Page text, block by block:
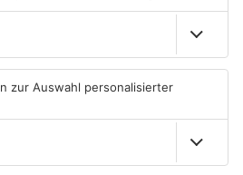
Aschaffenburg und Bayern
Alzenau